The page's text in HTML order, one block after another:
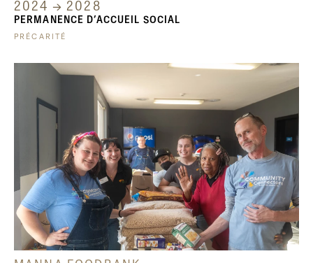
2024 → 2028
PERMANENCE D’ACCUEIL SOCIAL
PRÉCARITÉ